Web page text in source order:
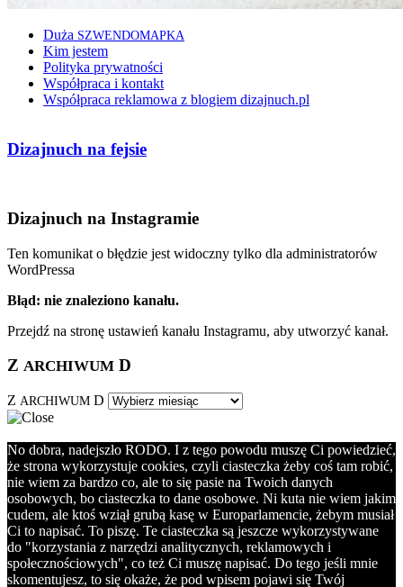
Duża SZWENDOMAPKA
Kim jestem
Polityka prywatności
Współpraca i kontakt
Współpraca reklamowa z blogiem dizajnuch.pl
Dizajnuch na fejsie
Dizajnuch na Instagramie
Ten komunikat o błędzie jest widoczny tylko dla administratorów
WordPressa
Błąd: nie znaleziono kanału.
Przejdź na stronę ustawień kanału Instagramu, aby utworzyć kanał.
Z ARCHIWUM D
Z ARCHIWUM D
No dobra, nadejszło RODO. I z tego powodu muszę Ci powiedzieć,
że strona wykorzystuje cookies, czyli ciasteczka żeby coś tam robić,
nie wiem za bardzo co, ale to się pasie na Twoich danych
osobowych, bo ciasteczka to dane osobowe. Ni kuta nie wiem jakim
cudem, ale ktoś wziął grubą kasę w Europarlamencie, żebym musiał
Ci to napisać. To piszę. Te ciasteczka są jeszcze wykorzystywane
do "korzystania z narzędzi analitycznych, reklamowych i
społecznościowych", co też Ci muszę napisać. Do tego jeśli mnie
skomentujesz, to się okaże, że pod wpisem pojawi się Twój